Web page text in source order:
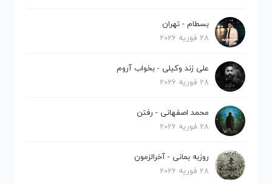
بسطام - تهران
28 فوریه 2026
علی زند وکیلی - بخواب آروم
28 فوریه 2026
محمد اصفهانی - رفتن
28 فوریه 2026
روزبه بمانی - آخرالزمون
28 فوریه 2026